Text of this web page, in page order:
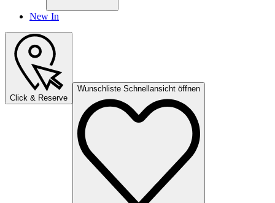
New In
Click & Reserve
Wunschliste Schnellansicht öffnen